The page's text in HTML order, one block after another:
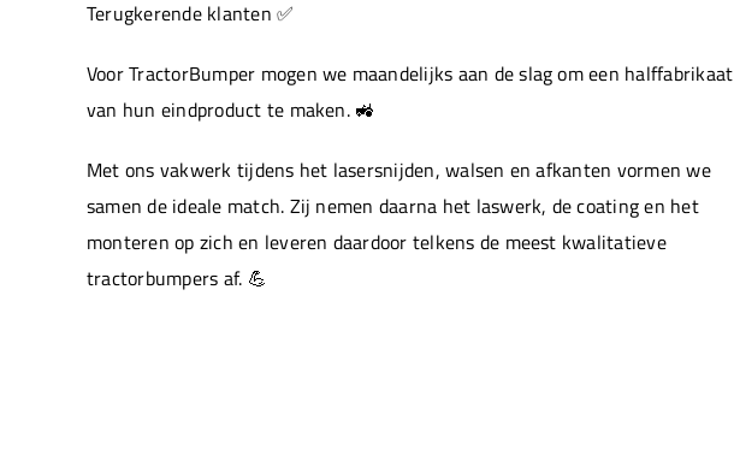
Terugkerende klanten ✅
Voor TractorBumper mogen we maandelijks aan de slag om een halffabrikaat
van hun eindproduct te maken. 🚜
Met ons vakwerk tijdens het lasersnijden, walsen en afkanten vormen we
samen de ideale match. Zij nemen daarna het laswerk, de coating en het
monteren op zich en leveren daardoor telkens de meest kwalitatieve
tractorbumpers af. 💪